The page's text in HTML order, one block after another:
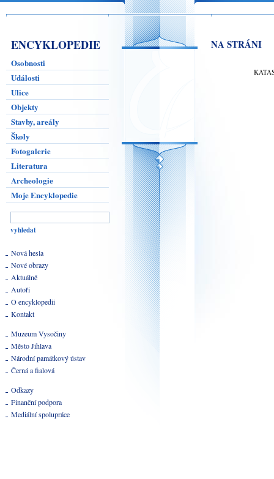
ENCYKLOPEDIE
Osobnosti
Události
Ulice
Objekty
Stavby, areály
Školy
Fotogalerie
Literatura
Archeologie
Moje Encyklopedie
Nová hesla
Nové obrazy
Aktuálně
Autoři
O encyklopedii
Kontakt
Muzeum Vysočiny
Město Jihlava
Národní památkový ústav
Černá a fialová
Odkazy
Finanční podpora
Mediální spolupráce
NA STRÁNI